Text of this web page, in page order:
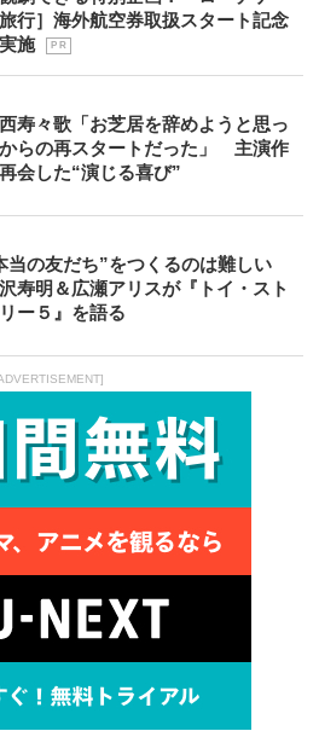
旅行］海外航空券取扱スタート記念
施
P R
寿々歌「お芝居を辞めようと思っ
らの再スタートだった」 主演作
会した“演じる喜び”
当の友だち”をつくるのは難しい
寿明＆広瀬アリスが『トイ・スト
ー５』を語る